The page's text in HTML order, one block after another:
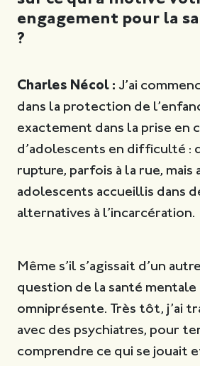
engagement pour la
?
Charles Nécol : J’ai
dans la protection de
exactement dans la prise en
d’adolescents en difficulté :
rupture, parfois à la rue, mais
adolescents accueillis dans
alternatives à l’incarcération.
Même s’il s’agissait d’un
question de la santé
omniprésente. Très tôt, j’ai
avec des psychiatres, pour
comprendre ce qui se jouait